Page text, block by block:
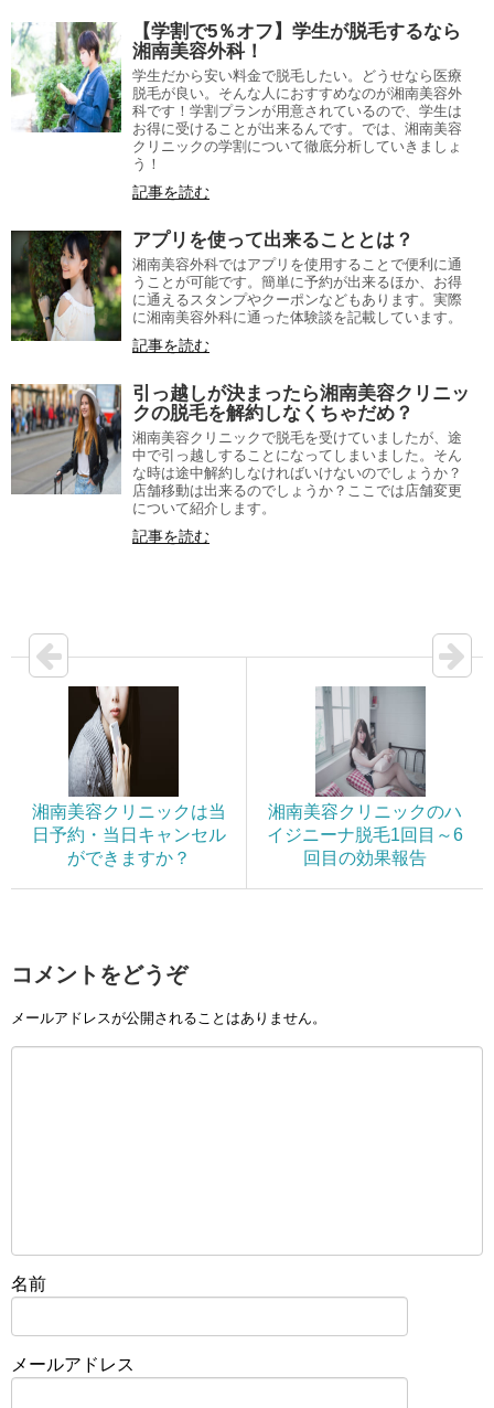
【学割で5％オフ】学生が脱毛するなら
湘南美容外科！
学生だから安い料金で脱毛したい。どうせなら医療
脱毛が良い。そんな人におすすめなのが湘南美容外
科です！学割プランが用意されているので、学生は
お得に受けることが出来るんです。では、湘南美容
クリニックの学割について徹底分析していきましょ
う！
記事を読む
アプリを使って出来ることとは？
湘南美容外科ではアプリを使用することで便利に通
うことが可能です。簡単に予約が出来るほか、お得
に通えるスタンプやクーポンなどもあります。実際
に湘南美容外科に通った体験談を記載しています。
記事を読む
引っ越しが決まったら湘南美容クリニッ
クの脱毛を解約しなくちゃだめ？
湘南美容クリニックで脱毛を受けていましたが、途
中で引っ越しすることになってしまいました。そん
な時は途中解約しなければいけないのでしょうか？
店舗移動は出来るのでしょうか？ここでは店舗変更
について紹介します。
記事を読む
湘南美容クリニックは当
日予約・当日キャンセル
ができますか？
湘南美容クリニックのハ
イジニーナ脱毛1回目～6
回目の効果報告
コメントをどうぞ
メールアドレスが公開されることはありません。
名前
メールアドレス